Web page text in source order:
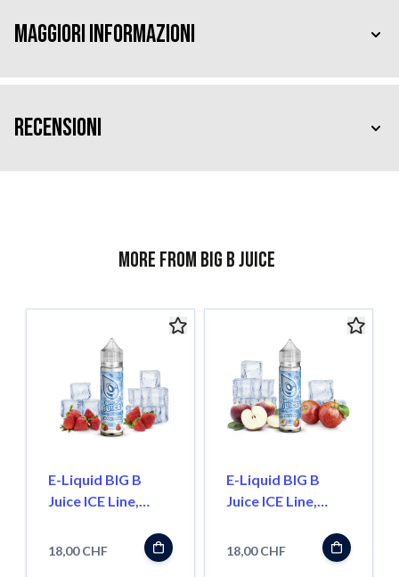
Maggiori Informazioni
Recensioni
More from Big B Juice
E-Liquid BIG B
Juice ICE Line,
''Shortfill''
18,00 CHF
E-Liquid BIG B
Juice ICE Line,
''Shortfill''
18,00 CHF